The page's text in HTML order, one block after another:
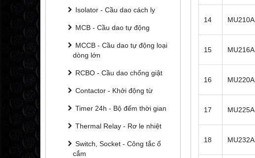
Isolator - Cầu dao cách ly
MCB - Cầu dao tự động
MCCB - Cầu dao tự động loại
dòng lớn
RCBO - Cầu dao chống giật
Contactor - Khởi động từ
Timer 24h - Bộ đếm thời gian
Thermal Relay - Rơ le nhiệt
Switch, Socket - Công tắc ổ
cắm
14 MU210A
15 MU216A
16 MU220A
17 MU225A
18 MU232A